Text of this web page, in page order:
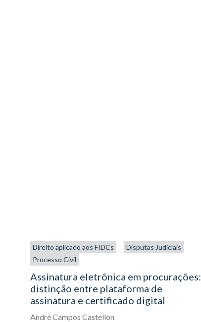
Direito aplicado aos FIDCs
Disputas Judiciais
Processo Civil
Assinatura eletrônica em procurações:
distinção entre plataforma de
assinatura e certificado digital
André Campos Castellon